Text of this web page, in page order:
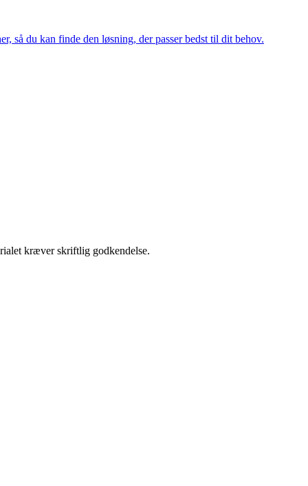
så du kan finde den løsning, der passer bedst til dit behov.
kræver skriftlig godkendelse.